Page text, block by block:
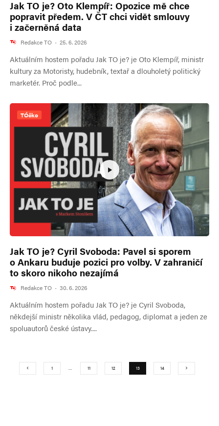
Jak TO je? Oto Klempíř: Opozice mě chce
popravit předem. V ČT chci vidět smlouvy
i začerněná data
Redakce TO · 25. 6. 2026
Aktuálním hostem pořadu Jak TO je? je Oto Klempíř, ministr
kultury za Motoristy, hudebník, textař a dlouholetý politický
marketér. Proč podle...
TÓčko
Jak TO je? Cyril Svoboda: Pavel si sporem
o Ankaru buduje pozici pro volby. V zahraničí
to skoro nikoho nezajímá
Redakce TO · 30. 6. 2026
Aktuálním hostem pořadu Jak TO je? je Cyril Svoboda,
někdejší ministr několika vlád, pedagog, diplomat a jeden ze
spoluautorů české ústavy....
1 … 11 12 13 14